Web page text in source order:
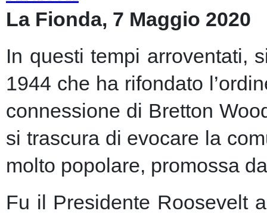
La Fionda, 7 Maggio 2020
In questi tempi arroventati,
1944 che ha rifondato
connessione di Bretton
si trascura di evocare la
molto popolare, promossa
Fu il Presidente Roosevelt